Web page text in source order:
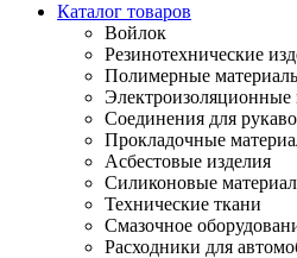
Каталог товаров
Войлок
Резинотехнические
Полимерные
Электроизоляционные
Соединения для
Прокладочные
Асбестовые изделия
Силиконовые
Технические ткани
Смазочное
Расходники для